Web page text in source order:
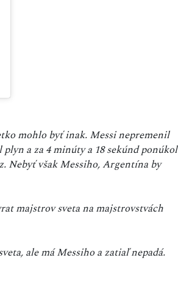
mohlo byť inak. Messi nepremenil
a za 4 minúty a 18 sekúnd ponúkol
Nebyť však Messiho, Argentína by
majstrov sveta na majstrovstvách
ale má Messiho a zatiaľ nepadá.